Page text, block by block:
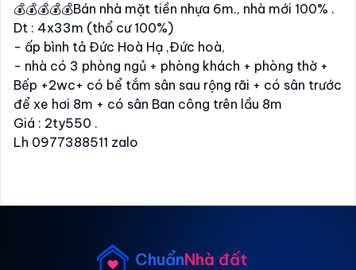
💰💰💰💰💰Bán nhà mặt tiền nhựa 6m., nhà mới 100% .
Dt : 4x33m (thổ cư 100%)
- ấp bình tả Đức Hoà Hạ ,Đức hoà,
- nhà có 3 phòng ngủ + phòng khách + phòng thờ +
Bếp +2wc+ có bể tắm sân sau rộng rãi + có sân trước
để xe hơi 8m + có sân Ban công trên lầu 8m
Giá : 2ty550 .
Lh 0977388511 zalo
ChuẩnNhà đất